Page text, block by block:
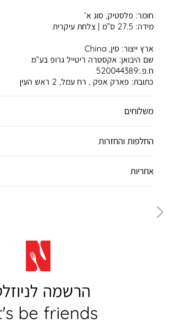
חומר: פלסטיק, סוג א’
מידה: 27.5 ס”מ | צלחת עיקרית
ארץ ייצור: סין, China
שם היבואן: אקסטרה ריטייל גרופ בע”מ
ח.פ.:520044389
כתובת: פארק אפק , רח עמל, 2 ראש העין
משלוחים
החלפות והחזרות
אחריות
הרשמה
be friends